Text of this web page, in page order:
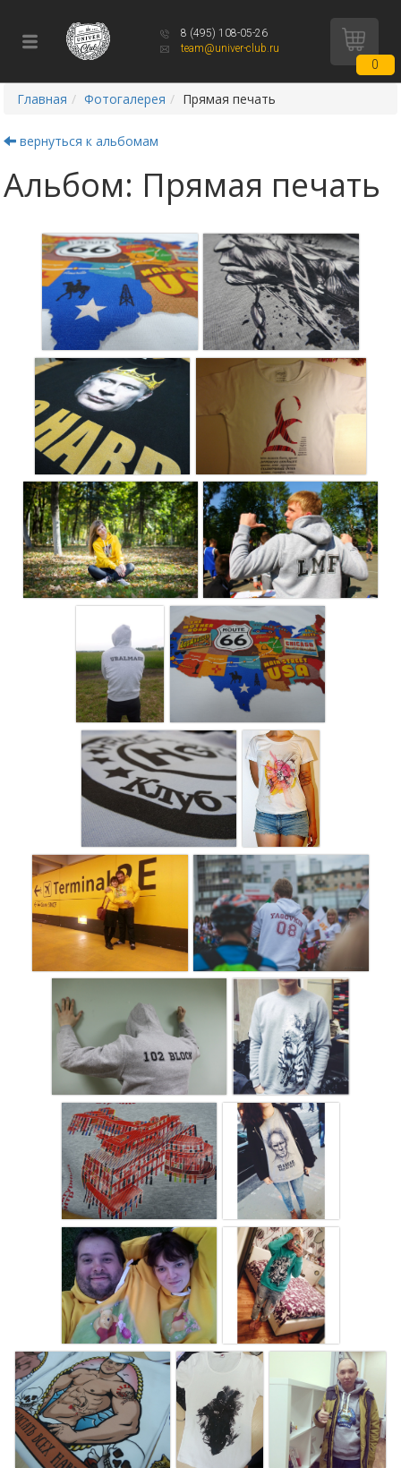
8 (495) 108-05-26
team@univer-club.ru
0
Главная Фотогалерея Прямая печать
вернуться к альбомам
Альбом: Прямая печать